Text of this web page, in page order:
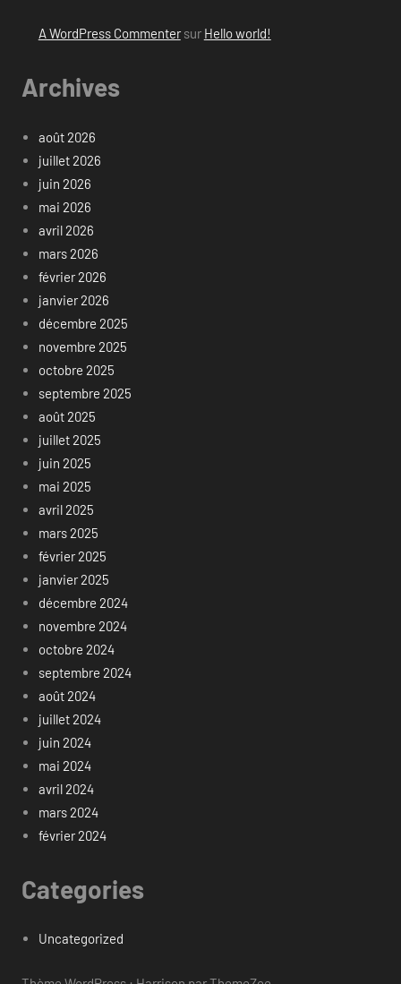
A WordPress Commentersur Hello world!
Archives
août 2026
juillet 2026
juin 2026
mai 2026
avril 2026
mars 2026
février 2026
janvier 2026
décembre 2025
novembre 2025
octobre 2025
septembre 2025
août 2025
juillet 2025
juin 2025
mai 2025
avril 2025
mars 2025
février 2025
janvier 2025
décembre 2024
novembre 2024
octobre 2024
septembre 2024
août 2024
juillet 2024
juin 2024
mai 2024
avril 2024
mars 2024
février 2024
Categories
Uncategorized